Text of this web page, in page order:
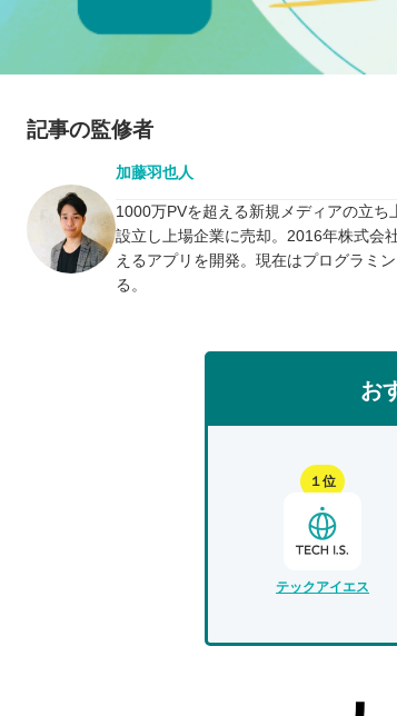
記事の監修者
加藤羽也人
1000万PVを超える新規メディアの立
設立し上場企業に売却。2016年株式会
えるアプリを開発。現在はプログラミ
る。
お
１位
テックアイエス